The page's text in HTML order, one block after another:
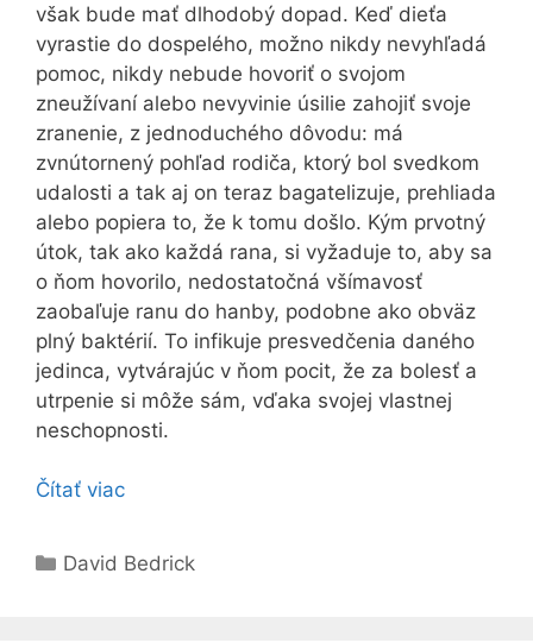
však bude mať dlhodobý dopad. Keď dieťa
vyrastie do dospelého, možno nikdy nevyhľadá
pomoc, nikdy nebude hovoriť o svojom
zneužívaní alebo nevyvinie úsilie zahojiť svoje
zranenie, z jednoduchého dôvodu: má
zvnútornený pohľad rodiča, ktorý bol svedkom
udalosti a tak aj on teraz bagatelizuje, prehliada
alebo popiera to, že k tomu došlo. Kým prvotný
útok, tak ako každá rana, si vyžaduje to, aby sa
o ňom hovorilo, nedostatočná všímavosť
zaobaľuje ranu do hanby, podobne ako obväz
plný baktérií. To infikuje presvedčenia daného
jedinca, vytvárajúc v ňom pocit, že za bolesť a
utrpenie si môže sám, vďaka svojej vlastnej
neschopnosti.
Čítať viac
Kategórie
David Bedrick